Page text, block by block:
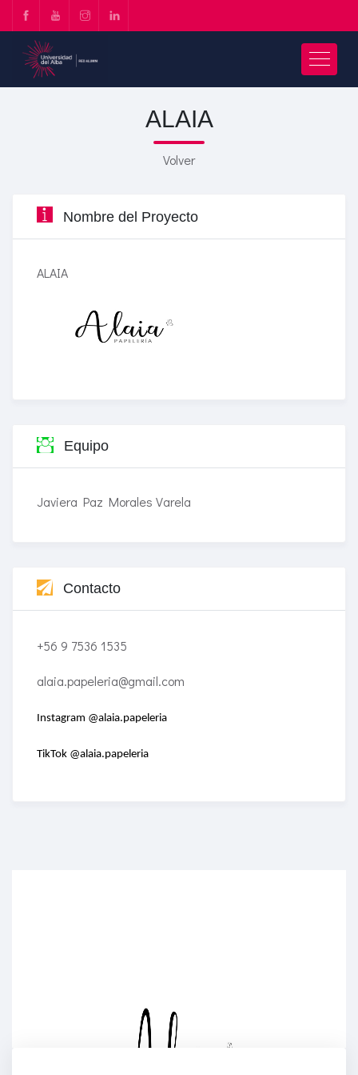
ALAIA
Volver
Nombre del Proyecto
ALAIA
Equipo
Javiera Paz Morales Varela
Contacto
+56 9 7536 1535
alaia.papeleria@gmail.com
Instagram @alaia.papeleria
TikTok @alaia.papeleria